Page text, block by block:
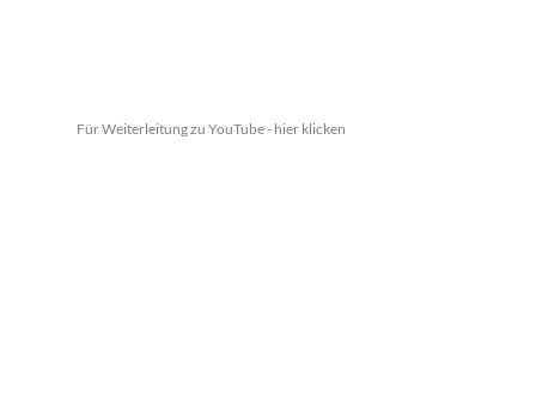
Für Weiterleitung zu YouTube - hier klicken